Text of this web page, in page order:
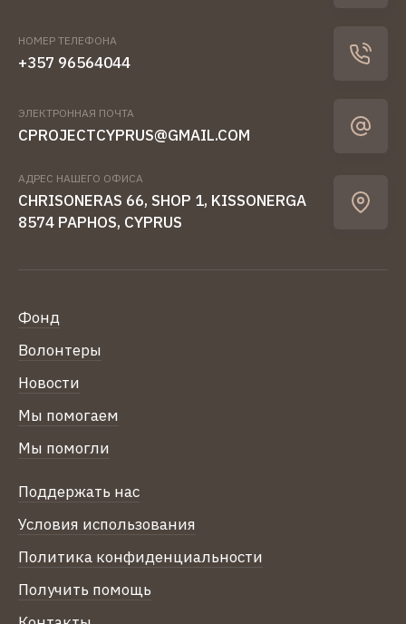
НОМЕР ТЕЛЕФОНА
+357 96564044
ЭЛЕКТРОННАЯ ПОЧТА
CPROJECTCYPRUS@GMAIL.COM
АДРЕС НАШЕГО ОФИСА
CHRISONERAS 66, SHOP 1, KISSONERGA
8574 PAPHOS, CYPRUS
Фонд
Волонтеры
Новости
Мы помогаем
Мы помогли
Поддержать нас
Условия использования
Политика конфиденциальности
Получить помощь